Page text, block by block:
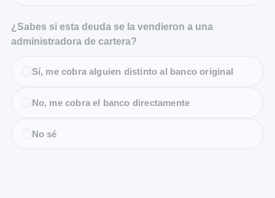
¿Sabes si esta deuda se la vendieron a una
administradora de cartera?
Sí, me cobra alguien distinto al banco original
No, me cobra el banco directamente
No sé